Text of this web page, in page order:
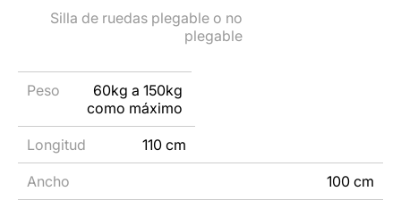
60kg a 150kg
como máximo
110 cm
100 cm